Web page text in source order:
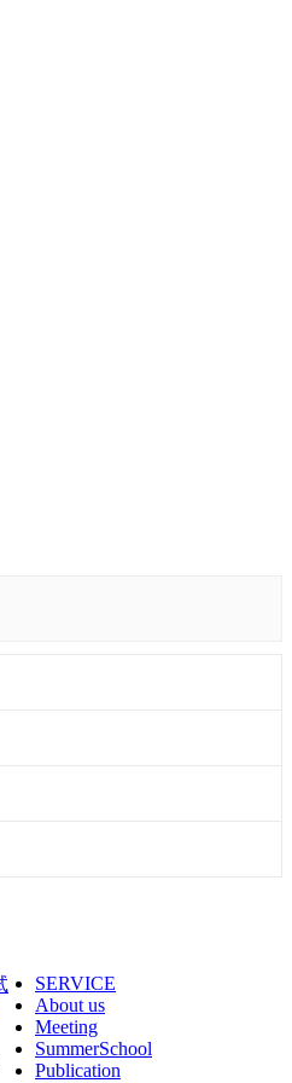
SERVICE
About us
Meeting
SummerSchool
Publication